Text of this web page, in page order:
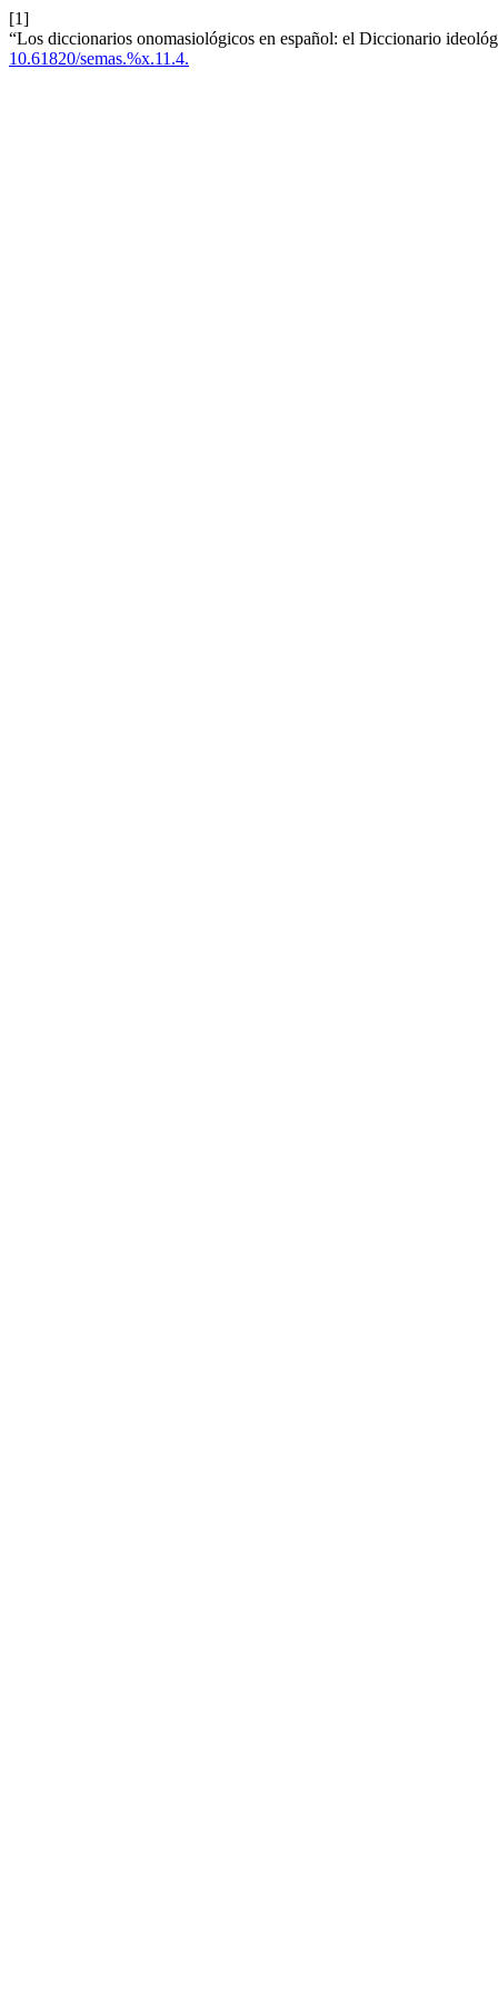
[1]
“Los diccionarios onomasiológicos en español: el Diccionario
10.61820/semas.%x.11.4.